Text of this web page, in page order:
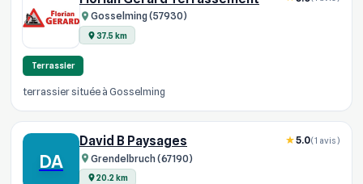
Gosselming (57930)
37.5 km
Terrassier
terrassier située à Gosselming
DA
David B Paysages
Grendelbruch (67190)
20.2 km
5.0(1 avis)